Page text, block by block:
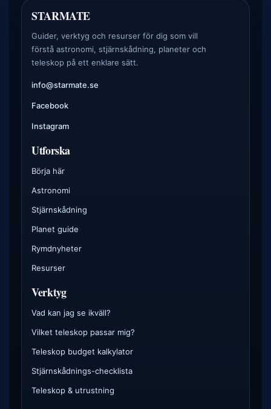
STARMATE
Guider, verktyg och resurser för dig som vill
förstå astronomi, stjärnskådning, planeter och
teleskop på ett enklare sätt.
info@starmate.se
Facebook
Instagram
Utforska
Börja här
Astronomi
Stjärnskådning
Planet guide
Rymdnyheter
Resurser
Verktyg
Vad kan jag se ikväll?
Vilket teleskop passar mig?
Teleskop budget kalkylator
Stjärnskådnings-checklista
Teleskop & utrustning